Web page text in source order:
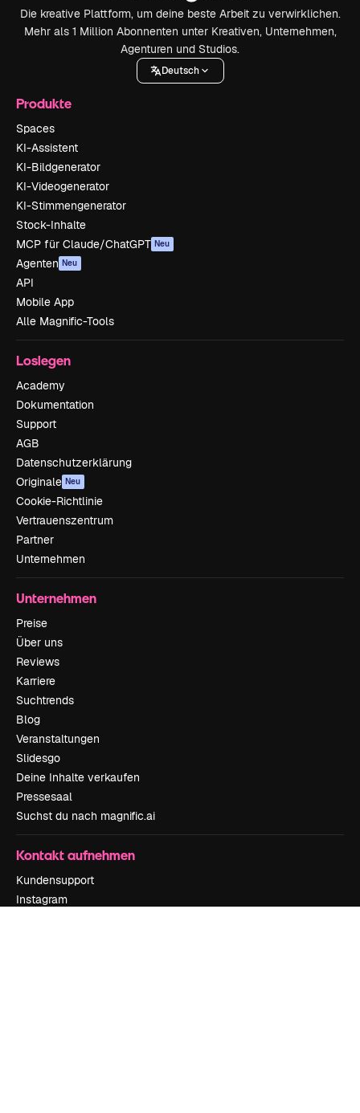
Die kreative Plattform, um deine beste Arbeit zu verwirklichen.
Mehr als 1 Million Abonnenten unter Kreativen, Unternehmen,
Agenturen und Studios.
Deutsch
Produkte
Spaces
KI-Assistent
KI-Bildgenerator
KI-Videogenerator
KI-Stimmengenerator
Stock-Inhalte
MCP für Claude/ChatGPT Neu
Agenten Neu
API
Mobile App
Alle Magnific-Tools
Loslegen
Academy
Dokumentation
Support
AGB
Datenschutzerklärung
Originale Neu
Cookie-Richtlinie
Vertrauenszentrum
Partner
Unternehmen
Unternehmen
Preise
Über uns
Reviews
Karriere
Suchtrends
Blog
Veranstaltungen
Slidesgo
Deine Inhalte verkaufen
Pressesaal
Suchst du nach magnific.ai
Kontakt aufnehmen
Kundensupport
Instagram